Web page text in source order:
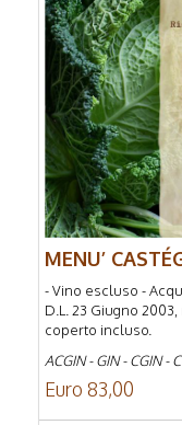
MENU’
- Vino escluso -
D.L. 23 Giugno 2003,
coperto incluso.
ACGIN - GIN - CGIN -
Euro 83,00